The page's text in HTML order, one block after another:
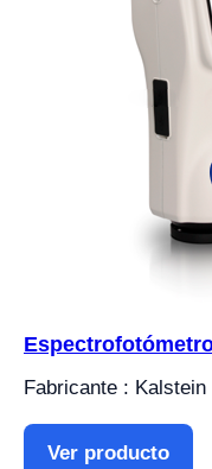
Fabricante : Kalstein
Ver producto